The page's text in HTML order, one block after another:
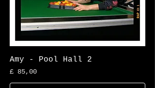
Amy - Pool Hall 2
Preço
£ 85,00